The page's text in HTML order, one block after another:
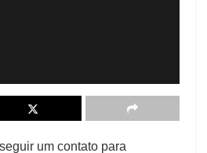
um contato para